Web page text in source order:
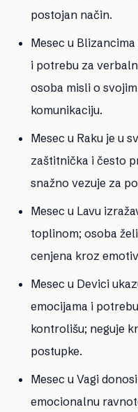
postojan način.
Mesec u Blizancima
i potrebu za
osoba misli o
komunikaciju.
Mesec u Raku je u
zaštitnička i često
snažno vezuje za
Mesec u Lavu
toplinom; osoba
cenjena kroz
Mesec u Devici
emocijama i
kontrolišu; neguje
postupke.
Mesec u Vagi
emocionalnu